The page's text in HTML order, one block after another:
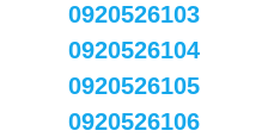
0920526103
0920526104
0920526105
0920526106